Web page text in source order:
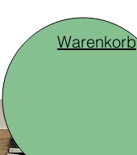
Warenkorb